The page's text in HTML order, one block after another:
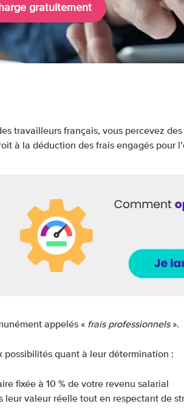
gratuitement
travailleurs français, vous percevez
à la déduction des frais engagés pour
appelés « frais professionnels».
possibilités quant à leur détermination :
fixée à 10 % de votre revenu salarial
leur valeur réelle tout en respectant de